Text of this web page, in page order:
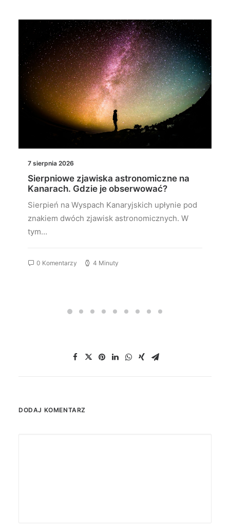
7 sierpnia 2026
Sierpniowe zjawiska astronomiczne na
Kanarach. Gdzie je obserwować?
Sierpień na Wyspach Kanaryjskich upłynie pod
znakiem dwóch zjawisk astronomicznych. W
tym…
0 Komentarzy 4 Minuty
DODAJ KOMENTARZ